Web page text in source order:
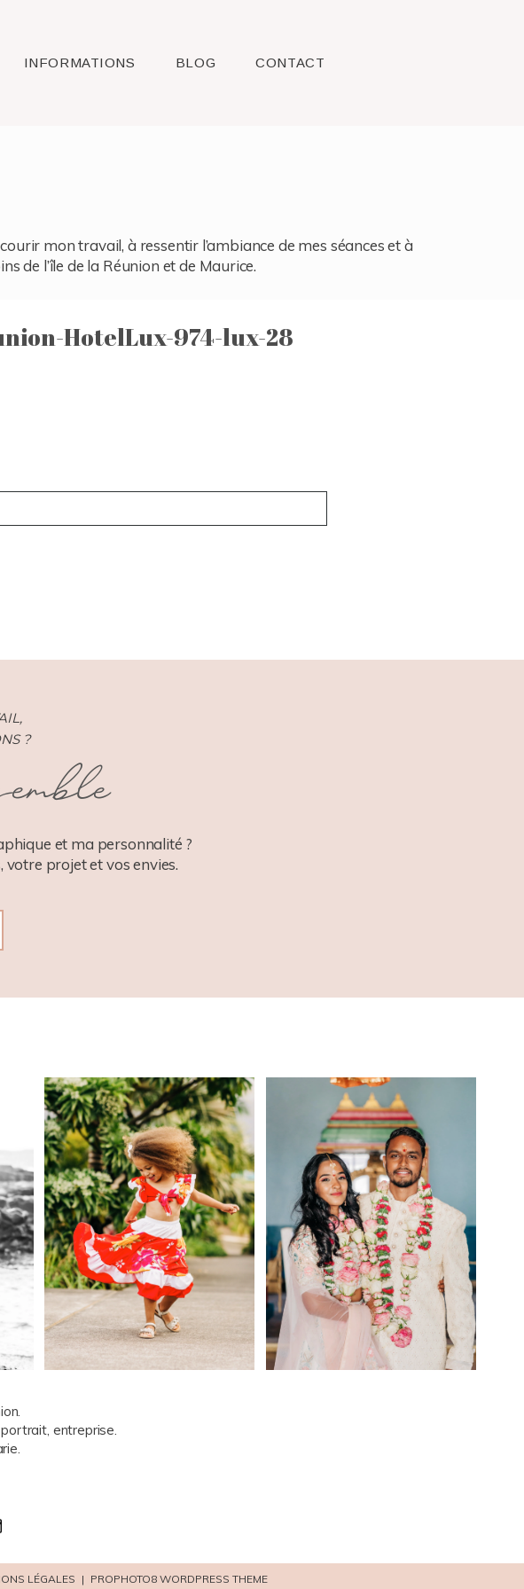
INFORMATIONS BLOG CONTACT
mon travail, à ressentir l’ambiance de mes séances et à
de l’île de la Réunion et de Maurice.
HotelLux-974-lux-28
?
et ma personnalité ?
votre projet et vos envies.
entreprise.
LÉGALES | PROPHOTO8 WORDPRESS THEME